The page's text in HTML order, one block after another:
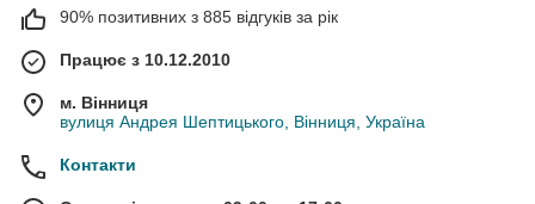
90% позитивних з 885 відгуків за рік
Працює з 10.12.2010
м. Вінниця
вулиця Андрея Шептицького, Вінниця, Україна
Контакти